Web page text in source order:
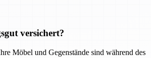
versichert?
Möbel und Gegenstände sind während des